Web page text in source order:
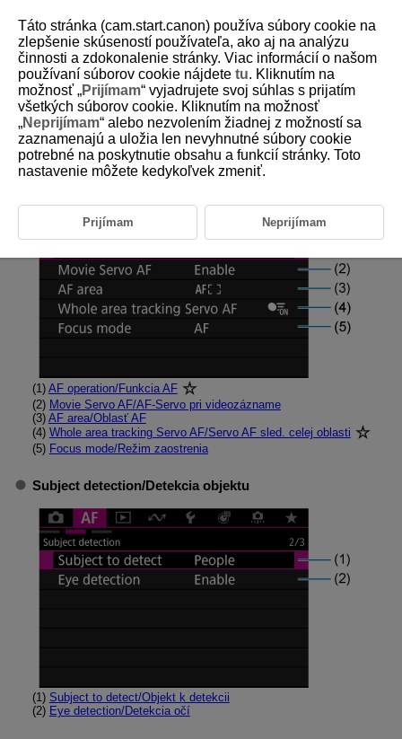
D292-096
Ponuky na kartách: AF (statické
zábery)
AF operation/area/Funkcia/oblasť AF
(1) AF operation/Funkcia AF
(2) Movie Servo AF/AF-Servo pri videozázname
(3) AF area/Oblasť AF
(4) Whole area tracking Servo AF/Servo AF sled. celej oblasti
(5) Focus mode/Režim zaostrenia
Subject detection/Detekcia objektu
(1) Subject to detect/Objekt k detekcii
(2) Eye detection/Detekcia očí
Táto stránka (cam.start.canon) používa súbory cookie na
zlepšenie skúseností používateľa, ako aj na analýzu
činnosti a zdokonalenie stránky. Viac informácií o našom
používaní súborov cookie nájdete tu. Kliknutím na
možnosť „Prijímam“ vyjadrujete svoj súhlas s prijatím
všetkých súborov cookie. Kliknutím na možnosť
„Neprijímam“ alebo nezvolením žiadnej z možností sa
zaznamenajú a uložia len nevyhnutné súbory cookie
potrebné na poskytnutie obsahu a funkcií stránky. Toto
nastavenie môžete kedykoľvek zmeniť.
Prijímam Neprijímam